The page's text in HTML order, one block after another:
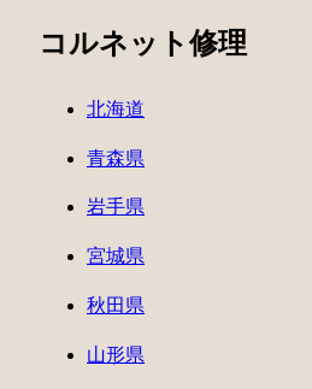
コルネット修理
北海道
青森県
岩手県
宮城県
秋田県
山形県